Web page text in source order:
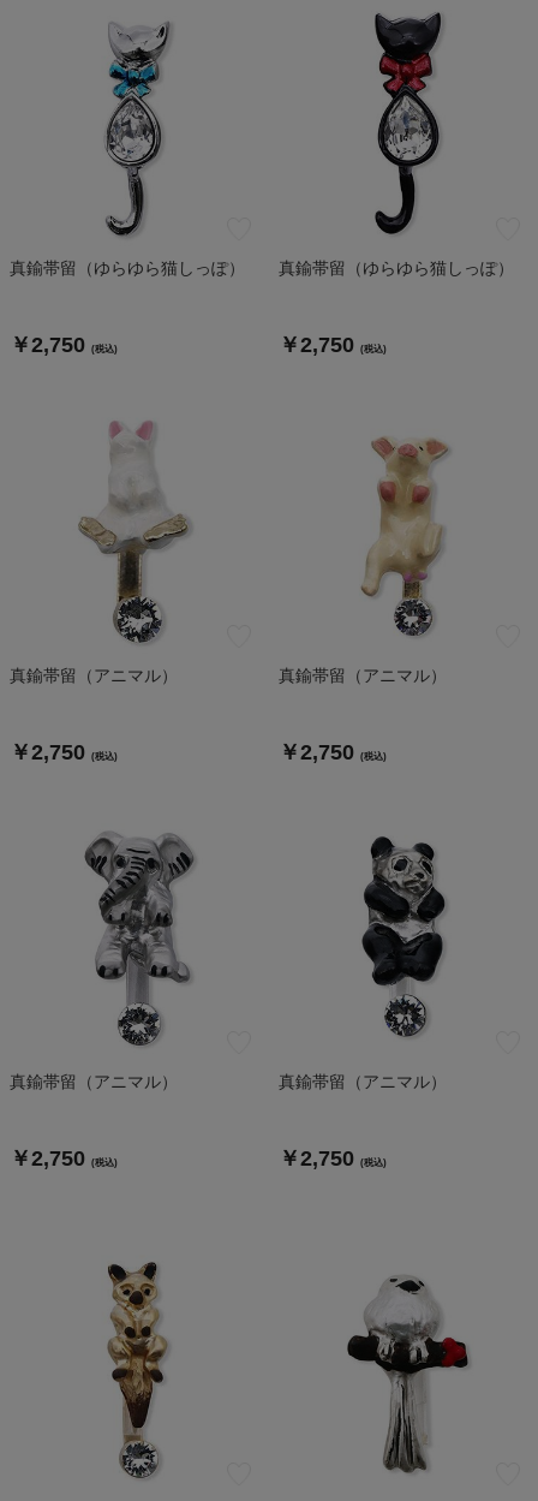
真鍮帯留（ゆらゆら猫しっぽ）
￥2,750 (税込)
真鍮帯留（ゆらゆら猫しっぽ）
￥2,750 (税込)
真鍮帯留（アニマル）
￥2,750 (税込)
真鍮帯留（アニマル）
￥2,750 (税込)
真鍮帯留（アニマル）
￥2,750 (税込)
真鍮帯留（アニマル）
￥2,750 (税込)